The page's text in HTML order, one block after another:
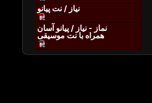
نیاز / نت پیانو
نماز - نیاز / پیانو آسان
همراه با نت موسیقی